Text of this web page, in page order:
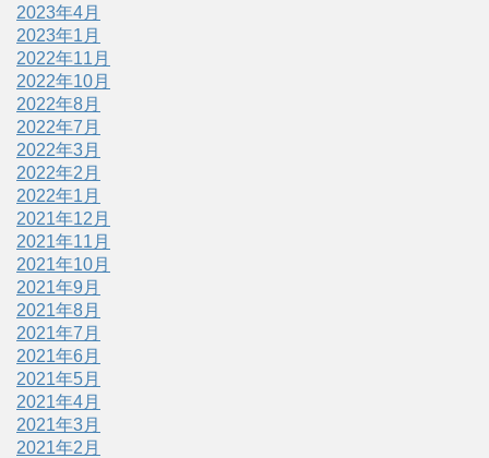
2023年4月
2023年1月
2022年11月
2022年10月
2022年8月
2022年7月
2022年3月
2022年2月
2022年1月
2021年12月
2021年11月
2021年10月
2021年9月
2021年8月
2021年7月
2021年6月
2021年5月
2021年4月
2021年3月
2021年2月